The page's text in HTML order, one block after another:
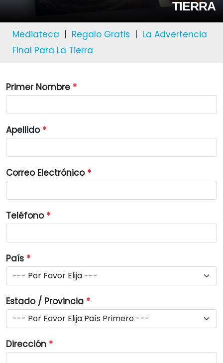
TIERRA
Mediateca | Regalo Gratis | La Advertencia
Final Para La Tierra
Primer Nombre *
Apellido *
Correo Electrónico *
Teléfono *
País *
Estado / Provincia *
Dirección *